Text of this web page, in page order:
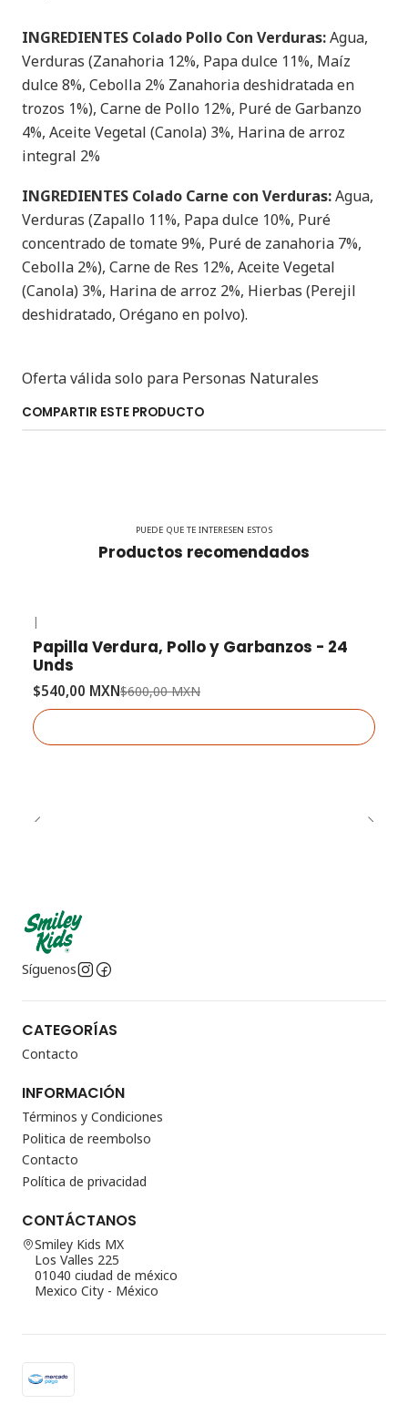
INGREDIENTES Colado Pollo Con Verduras:Agua,
Verduras (Zanahoria 12%, Papa dulce 11%, Maíz
dulce 8%, Cebolla 2% Zanahoria deshidratada en
trozos 1%), Carne de Pollo 12%, Puré de Garbanzo
4%, Aceite Vegetal (Canola) 3%, Harina de arroz
integral 2%
INGREDIENTES Colado Carne con Verduras:Agua,
Verduras (Zapallo 11%, Papa dulce 10%, Puré
concentrado de tomate 9%, Puré de zanahoria 7%,
Cebolla 2%), Carne de Res 12%, Aceite Vegetal
(Canola) 3%, Harina de arroz 2%, Hierbas (Perejil
deshidratado, Orégano en polvo).
Oferta válida solo para Personas Naturales
COMPARTIR ESTE PRODUCTO
PUEDE QUE TE INTERESEN ESTOS
Productos recomendados
Agotado
|
Papilla Verdura, Pollo y Garbanzos - 24
Unds
$540,00 MXN$600,00 MXN
Síguenos
CATEGORÍAS
Contacto
INFORMACIÓN
Términos y Condiciones
Politica de reembolso
Contacto
Política de privacidad
CONTÁCTANOS
Smiley Kids MX
Los Valles 225
01040 ciudad de méxico
Mexico City - México